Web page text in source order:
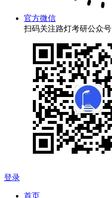
官方微信
扫码关注路灯考研公众号
登录
首页